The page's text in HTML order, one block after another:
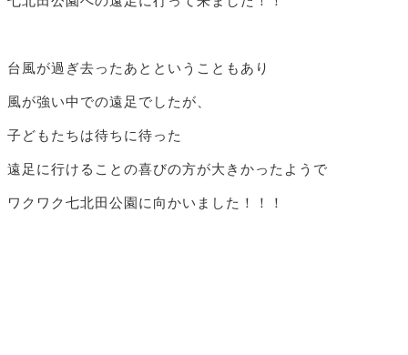
台風が過ぎ去ったあとということもあり
風が強い中での遠足でしたが、
子どもたちは待ちに待った
遠足に行けることの喜びの方が大きかったようで
ワクワク七北田公園に向かいました！！！